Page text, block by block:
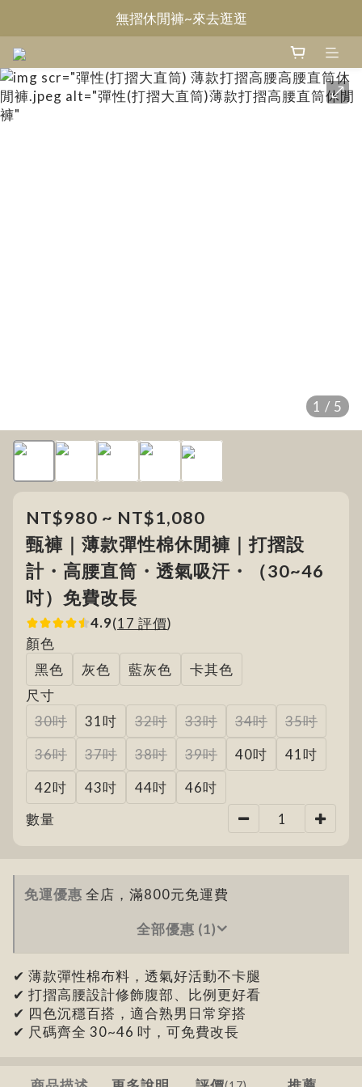
Welcome~甄褲
無摺休閒褲~來去逛逛
1 / 5
NT$980 ~ NT$1,080
甄褲｜薄款彈性棉休閒褲｜打摺設
計・高腰直筒・透氣吸汗・（30~46
吋）免費改長
4.9(17 評價)
顏色
黑色
灰色 藍灰色
卡其色
尺寸
30吋
31吋 32吋 33吋 34吋
35吋
36吋
37吋 38吋 39吋 40吋
41吋
42吋
43吋 44吋
46吋
數量
免運優惠 全店，滿800元免運費
全部優惠 (1)
✔ 薄款彈性棉布料，透氣好活動不卡腿
✔ 打摺高腰設計修飾腹部、比例更好看
✔ 四色沉穩百搭，適合熟男日常穿搭
✔ 尺碼齊全 30~46 吋，可免費改長